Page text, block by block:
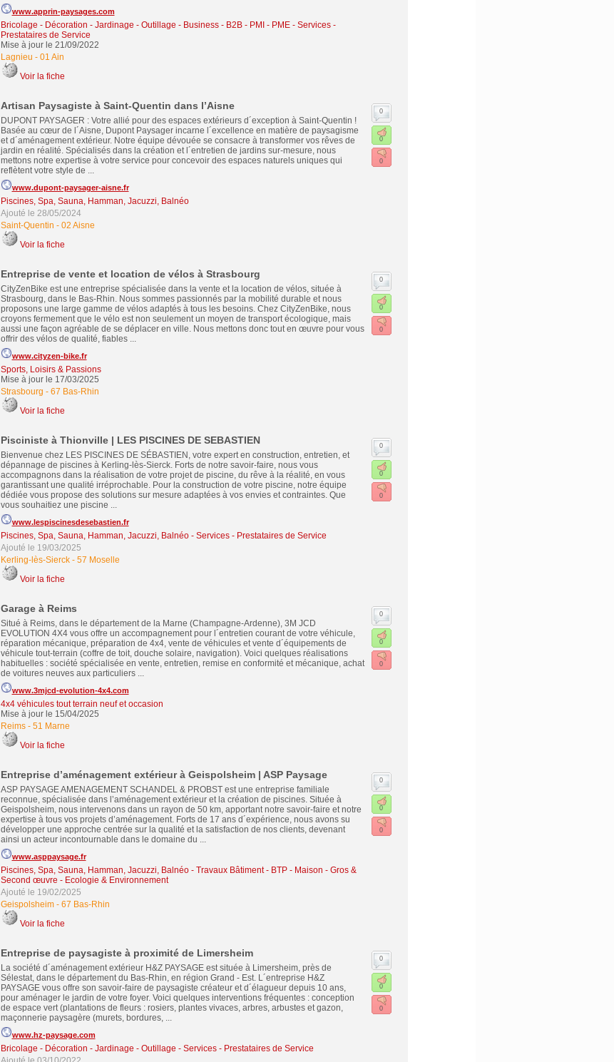
www.apprin-paysages.com
Bricolage - Décoration - Jardinage - Outillage - Business - B2B - PMI - PME- Services -
Prestataires de Service
Mise à jour le 21/09/2022
Lagnieu - 01 Ain
Voir la fiche
Artisan Paysagiste à Saint-Quentin dans l’Aisne
DUPONT PAYSAGER : Votre allié pour des espaces extérieurs d´exception à Saint-Quentin !
Basée au cœur de l´Aisne, Dupont Paysager incarne l´excellence en matière de paysagisme
et d´aménagement extérieur. Notre équipe dévouée se consacre à transformer vos rêves de
jardin en réalité. Spécialisés dans la création et l´entretien de jardins sur-mesure, nous
mettons notre expertise à votre service pour concevoir des espaces naturels uniques qui
reflètent votre style de ...
www.dupont-paysager-aisne.fr
Piscines, Spa, Sauna, Hamman, Jacuzzi, Balnéo
Ajouté le 28/05/2024
Saint-Quentin - 02 Aisne
Voir la fiche
0
0
0
Entreprise de vente et location de vélos à Strasbourg
CityZenBike est une entreprise spécialisée dans la vente et la location de vélos, située à
Strasbourg, dans le Bas-Rhin. Nous sommes passionnés par la mobilité durable et nous
proposons une large gamme de vélos adaptés à tous les besoins. Chez CityZenBike, nous
croyons fermement que le vélo est non seulement un moyen de transport écologique, mais
aussi une façon agréable de se déplacer en ville. Nous mettons donc tout en œuvre pour vous
offrir des vélos de qualité, fiables ...
www.cityzen-bike.fr
Sports, Loisirs & Passions
Mise à jour le 17/03/2025
Strasbourg - 67 Bas-Rhin
Voir la fiche
0
0
0
Pisciniste à Thionville | LES PISCINES DE SEBASTIEN
Bienvenue chez LES PISCINES DE SÉBASTIEN, votre expert en construction, entretien, et
dépannage de piscines à Kerling-lès-Sierck. Forts de notre savoir-faire, nous vous
accompagnons dans la réalisation de votre projet de piscine, du rêve à la réalité, en vous
garantissant une qualité irréprochable. Pour la construction de votre piscine, notre équipe
dédiée vous propose des solutions sur mesure adaptées à vos envies et contraintes. Que
vous souhaitiez une piscine ...
www.lespiscinesdesebastien.fr
Piscines, Spa, Sauna, Hamman, Jacuzzi, Balnéo- Services - Prestataires de Service
Ajouté le 19/03/2025
Kerling-lès-Sierck- 57 Moselle
Voir la fiche
0
0
0
Garage à Reims
Situé à Reims, dans le département de la Marne (Champagne-Ardenne), 3M JCD
EVOLUTION 4X4 vous offre un accompagnement pour l´entretien courant de votre véhicule,
réparation mécanique, préparation de 4x4, vente de véhicules et vente d´équipements de
véhicule tout-terrain (coffre de toit, douche solaire, navigation). Voici quelques réalisations
habituelles : société spécialisée en vente, entretien, remise en conformité et mécanique, achat
de voitures neuves aux particuliers ...
www.3mjcd-evolution-4x4.com
4x4 véhicules tout terrain neuf et occasion
Mise à jour le 15/04/2025
Reims- 51 Marne
Voir la fiche
0
0
0
Entreprise d’aménagement extérieur à Geispolsheim | ASP Paysage
ASP PAYSAGE AMENAGEMENT SCHANDEL & PROBST est une entreprise familiale
reconnue, spécialisée dans l’aménagement extérieur et la création de piscines. Située à
Geispolsheim, nous intervenons dans un rayon de 50 km, apportant notre savoir-faire et notre
expertise à tous vos projets d’aménagement. Forts de 17 ans d´expérience, nous avons su
développer une approche centrée sur la qualité et la satisfaction de nos clients, devenant
ainsi un acteur incontournable dans le domaine du ...
www.asppaysage.fr
Piscines, Spa, Sauna, Hamman, Jacuzzi, Balnéo- Travaux Bâtiment - BTP - Maison - Gros &
Second œuvre - Ecologie & Environnement
Ajouté le 19/02/2025
Geispolsheim- 67 Bas-Rhin
Voir la fiche
0
0
0
Entreprise de paysagiste à proximité de Limersheim
La société d´aménagement extérieur H&Z PAYSAGE est située à Limersheim, près de
Sélestat, dans le département du Bas-Rhin, en région Grand - Est. L´entreprise H&Z
PAYSAGE vous offre son savoir-faire de paysagiste créateur et d´élagueur depuis 10 ans,
pour aménager le jardin de votre foyer. Voici quelques interventions fréquentes : conception
de espace vert (plantations de fleurs : rosiers, plantes vivaces, arbres, arbustes et gazon,
maçonnerie paysagère (murets, bordures, ...
www.hz-paysage.com
Bricolage - Décoration - Jardinage - Outillage - Services - Prestataires de Service
0
0
0